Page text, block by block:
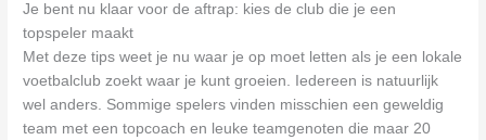
Je bent nu klaar voor de aftrap: kies de club die je een
topspeler maakt
Met deze tips weet je nu waar je op moet letten als je een lokale
voetbalclub zoekt waar je kunt groeien. Iedereen is natuurlijk
wel anders. Sommige spelers vinden misschien een geweldig
team met een topcoach en leuke teamgenoten die maar 20